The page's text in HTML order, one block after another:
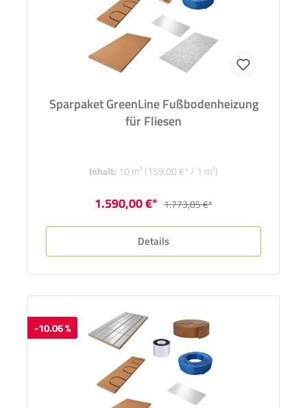
Sparpaket GreenLine Fußbodenheizung
für Fliesen
Inhalt: 10 m² (159,00 €* / 1 m²)
1.590,00 €* 1.773,85 €*
Details
-10.06 %